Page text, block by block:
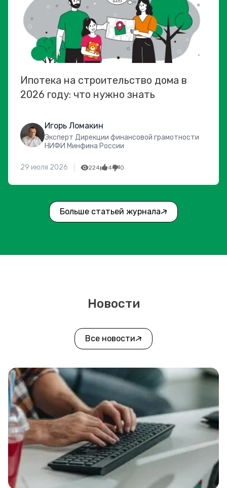
Ипотека на строительство дома в
2026 году: что нужно знать
Игорь Ломакин
Эксперт Дирекции финансовой грамотности
НИФИ Минфина России
29 июля 2026 224 4 0
Больше статьей журнала
Новости
Все новости